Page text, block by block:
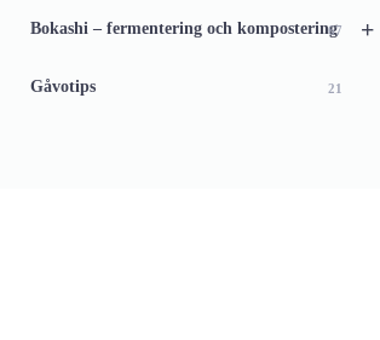
+
Bokashi – fermentering och kompostering
67
Gåvotips 21